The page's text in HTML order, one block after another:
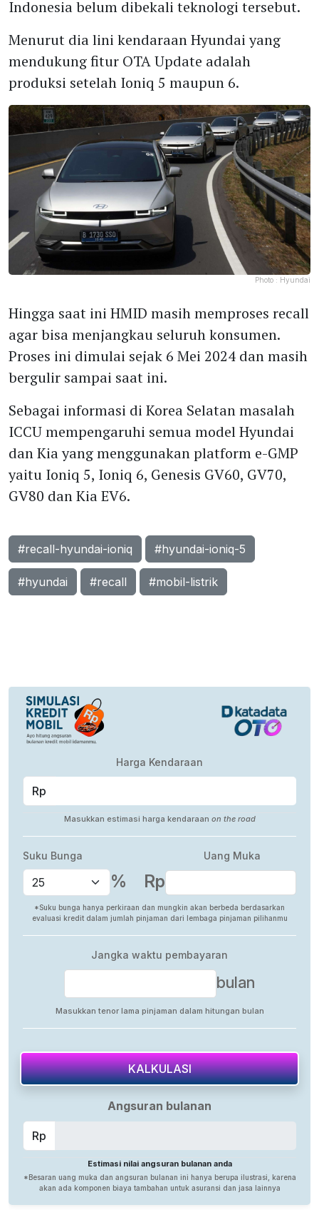
Indonesia belum dibekali teknologi tersebut.
Menurut dia lini kendaraan Hyundai yang
mendukung fitur OTA Update adalah
produksi setelah Ioniq 5 maupun 6.
Photo : Hyundai
Hingga saat ini HMID masih memproses recall
agar bisa menjangkau seluruh konsumen.
Proses ini dimulai sejak 6 Mei 2024 dan masih
bergulir sampai saat ini.
Sebagai informasi di Korea Selatan masalah
ICCU mempengaruhi semua model Hyundai
dan Kia yang menggunakan platform e-GMP
yaitu Ioniq 5, Ioniq 6, Genesis GV60, GV70,
GV80 dan Kia EV6.
#recall-hyundai-ioniq #hyundai-ioniq-5
#hyundai #recall #mobil-listrik